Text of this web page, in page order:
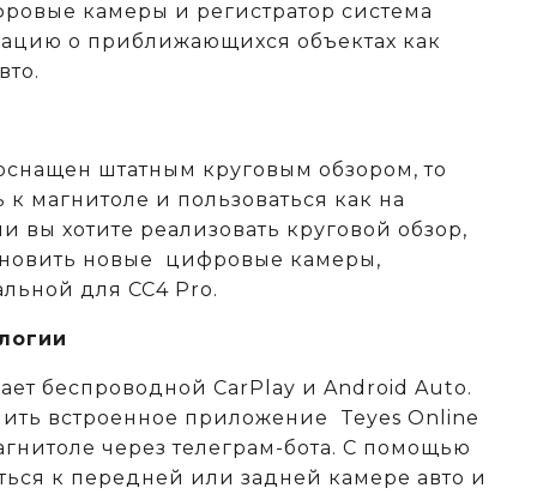
камеры и регистратор система
о приближающихся объектах как
штатным круговым обзором, то
магнитоле и пользоваться как на
вы хотите реализовать круговой обзор,
новые цифровые камеры,
для CC4 Pro.
беспроводной CarPlay и Android Auto.
встроенное приложение Teyes Online
через телеграм-бота. С помощью
к передней или задней камере авто и